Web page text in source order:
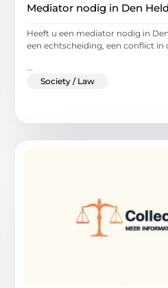
Mediator nodig in Den
Heeft u een mediator nodig in
een echtscheiding, een conflict in
...
Society / Law